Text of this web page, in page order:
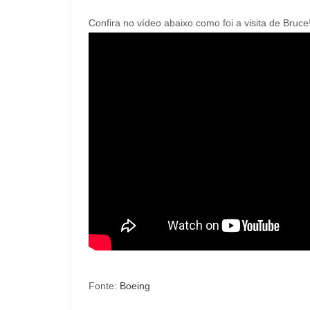
Confira no vídeo abaixo como foi a visita de
Fonte: Boeing